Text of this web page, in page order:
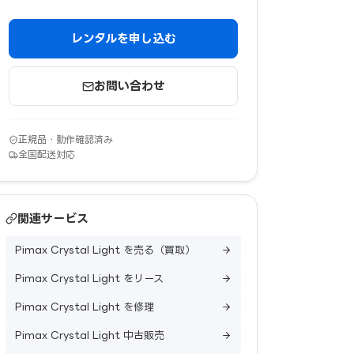
レンタルを申し込む
お問い合わせ
正規品・動作確認済み
全国配送対応
関連サービス
Pimax Crystal Light を売る（買取）
Pimax Crystal Light をリース
Pimax Crystal Light を修理
Pimax Crystal Light 中古販売